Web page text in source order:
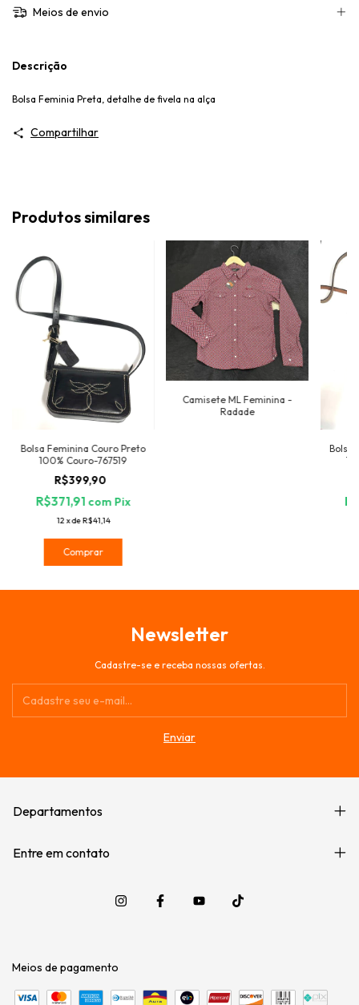
Meios de envio
Descrição
Bolsa Feminia Preta, detalhe de fivela na alça
Compartilhar
Produtos similares
Bolsa Feminina Couro Preto
100% Couro-767519
R$399,90
R$371,91 com Pix
12xdeR$41,14
Comprar
Camisete ML Feminina -
Radade
Bolsa
Newsletter
Cadastre-se e receba nossas ofertas.
Departamentos
Entre em contato
Meios de pagamento